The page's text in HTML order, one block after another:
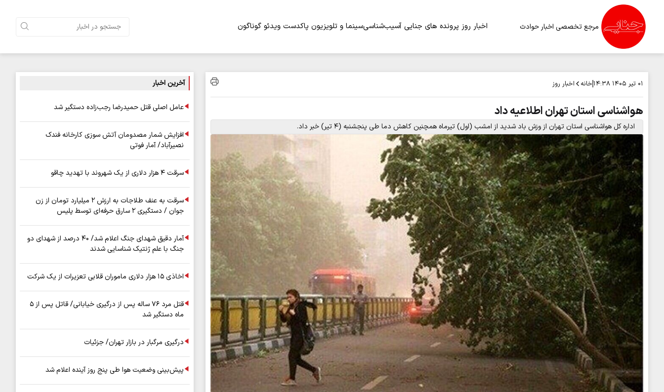
مرجع تخصصی اخبار حوادث اخبار روز پرونده های جنایی آسیب‌شناسیسینما و تلویزیون پاکدست ویدئو گوناگون
۰۱ تیر ۱۴۰۵ ۱۴:۳۸ خانه اخبار روز
هواشناسی استان تهران اطلاعیه داد
اداره کل هواشناسی استان تهران از وزش باد شدید از امشب (اول) تیرماه همچنین کاهش دما طی پنجشنبه (۴ تیر) خبر داد.
آخرین اخبار
عامل اصلی قتل حمیدرضا رجب‌زاده دستگیر شد
افزایش شمار مصدومان آتش سوزی کارخانه فندک
نصیرآباد/ آمار فوتی
سرقت ۴ هزار دلاری از یک شهروند با تهدید چاقو
سرقت به عنف طلاجات به ارزش ۲ میلیارد تومان از زن
جوان / دستگیری ۲ سارق حرفه‌ای توسط پلیس
آمار دقیق شهدای جنگ اعلام شد/ ۴۰ درصد از شهدای دو
جنگ با علم ژنتیک شناسایی شدند
اخاذی ۱۵ هزار دلاری ماموران قلابی تعزیرات از یک شرکت
قتل مرد ۷۶ ساله پس از درگیری خیابانی/ قاتل پس از ۵
ماه دستگیر شد
درگیری مرگبار در بازار تهران/ جزئیات
پیش‌بینی وضعیت هوا طی پنج روز آینده اعلام شد